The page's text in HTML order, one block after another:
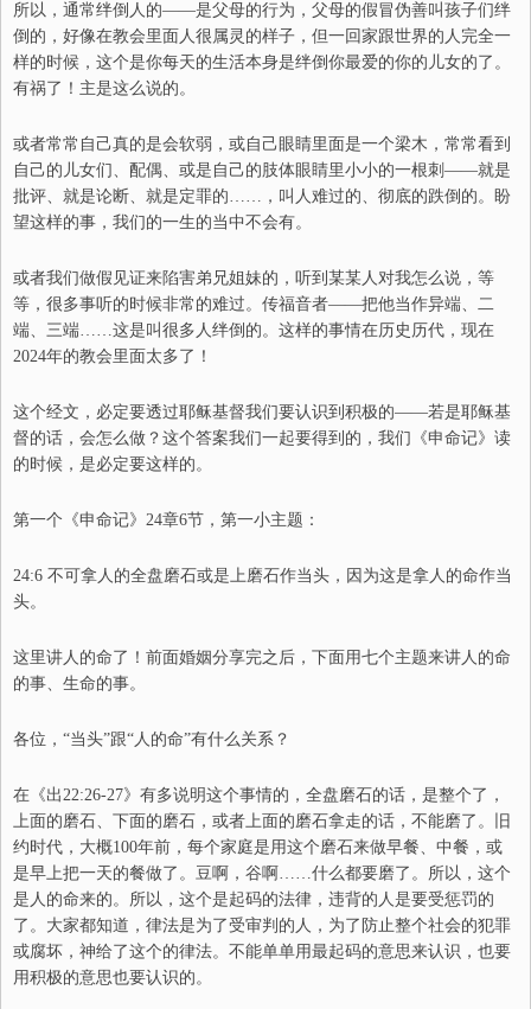
所以， 通常绊倒 人的——是父母的行为， 父母的假冒伪善叫孩子们绊
倒的，好像在教会里面 人很属灵的样子，但一回家跟世界的人完全一
样的时候，这个是你每天的生活本身是绊倒你最爱的你的儿女的了。
有祸了 ！ 主是这么说的。
或者常常自己真的是会软弱，或自己眼睛里 面是一个梁木，常常看到
自己的儿女们 、 配偶、 或是 自己的肢体眼睛里小小的一根刺 ——就是
批评、 就是论断、 就是定罪的…… ，叫人难过的、 彻底的跌倒的。盼
望这样的事，我们的一生的当中不会有。
或者我们做假见证来陷害弟兄姐妹的， 听到某某人对我怎么说， 等
等，很多事听的时候非常的难过。传福音者——把他当作异端、 二
端、 三端……这是叫很多人绊倒的。这样的事情在历史历代，现在
2024年的教会里面太多了 ！
这个经文， 必定要透过耶稣基督我们要认识到积极的——若是耶稣基
督的话，会怎么做？这个答案我们一起要得到的，我们《申命记》读
的时候，是必定要这样的。
第一个 《申命记》24章6节 ，第一小主题：
24:6 不可拿人的全盘磨石或是上磨石作当头，因为这是拿人的命作当
头。
这里讲人的命了 ！ 前面婚姻分享完之后，下面用七个主题来讲人的命
的事、 生命的事。
各位， “当头”跟“人的命”有什么关系？
在 《出22:26-27》有多说明这个事情的，全盘磨石的话，是整个了，
上面的磨石、 下面的磨石，或者上面的磨石拿走的话，不能磨了。旧
约时代，大概100年前，每个家庭是用这个磨石来做早餐、 中餐，或
是早上把一天的餐做了。豆啊，谷啊……什么都要磨了。所以，这个
是人的命来的。所以，这个是起码的法律，违背的 人是要受惩罚的
了。大家都知道，律法是为了受审判的人，为了防止整个社会的犯罪
或腐坏，神给了这个的律法。不能单单用最起码的意思来认识，也要
用积极的意思也要认识的。